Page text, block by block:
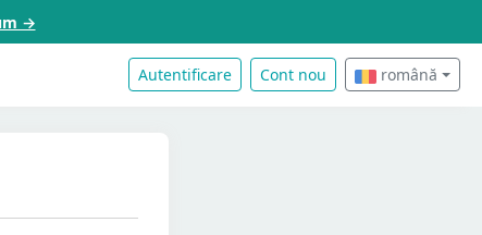
→
Autentificare Cont nou română